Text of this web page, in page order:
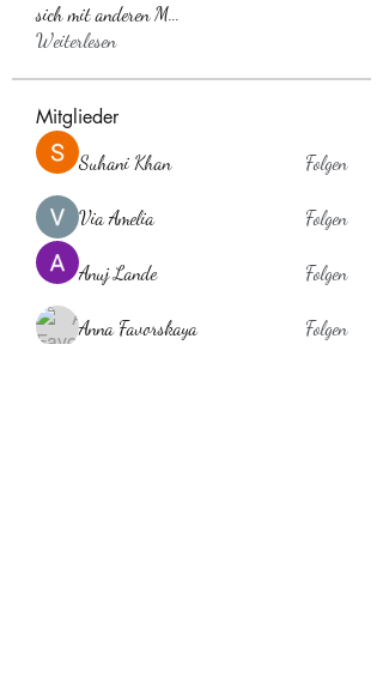
sich mit anderen M
Weiterlesen
Mitglieder
Suhani Khan Folgen
Via Amelia Folgen
Anuj Lande Folgen
Anna Favorskaya Folgen